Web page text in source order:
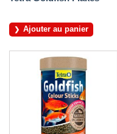
Ajouter au panier